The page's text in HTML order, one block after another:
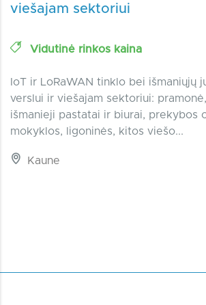
viešajam sektoriui
Vidutinė rinkos kaina
IoT ir LoRaWAN tinklo bei išmaniųjų
verslui ir viešajam sektoriui:
išmanieji pastatai ir biurai, prekybos
mokyklos, ligoninės, kitos viešo...
Kaune